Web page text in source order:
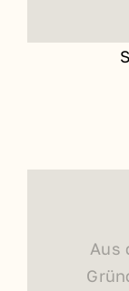
Aus